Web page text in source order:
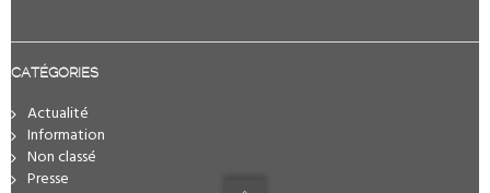
CATÉGORIES
Actualité
Information
Non classé
Presse